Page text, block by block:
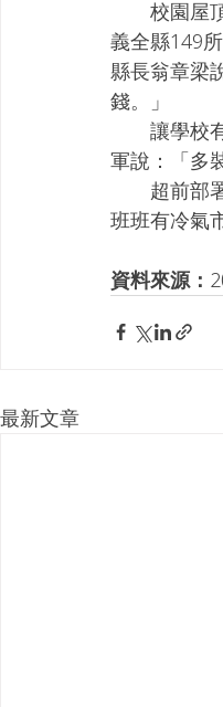
校園屋頂
義全縣149
縣長翁章梁
錢。」
讓學校有
軍說：「多
超前部署
班班有冷氣
資料來源：
最新文章